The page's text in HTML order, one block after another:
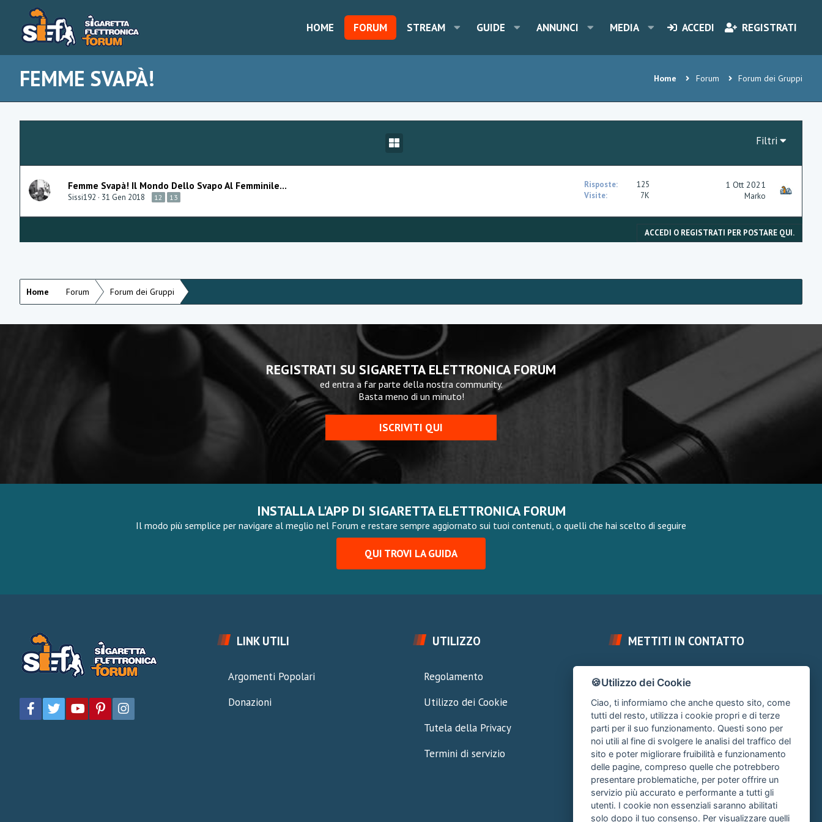
HOME FORUM STREAM GUIDE ANNUNCI MEDIA ACCEDI REGISTRATI
FEMME SVAPÀ! Home Forum Forum dei Gruppi
Filtri
Femme Svapà! Il Mondo Dello Svapo Al Femminile...
Sissi192 31 Gen 2018 12 13
Risposte
125
Visite
7K
1 Ott 2021
Marko
ACCEDI O REGISTRATI PER POSTARE QUI.
Home Forum Forum dei Gruppi
REGISTRATI SU SIGARETTA ELETTRONICA FORUM
ed entra a far parte della nostra community.
Basta meno di un minuto!
ISCRIVITI QUI
INSTALLA L'APP DI SIGARETTA ELETTRONICA FORUM
Il modo più semplice per navigare al meglio nel Forum e restare sempre aggiornato sui tuoi contenuti, o quelli che hai scelto di seguire
QUI TROVI LA GUIDA
LINK UTILI
Argomenti Popolari
Donazioni
UTILIZZO
Regolamento
Utilizzo dei Cookie
Tutela della Privacy
Termini di servizio
METTITI IN CONTATTO
FAI UNA DOMANDA
Chiedi un Consiglio
SUPPORTO FORUM
Area Ticket
CONTATTA L'AMMINISTRAZIONE
Clicca quì
🍪Utilizzo dei Cookie
Ciao, ti informiamo che anche questo sito, come
tutti del resto, utilizza i cookie propri e di terze
parti per il suo funzionamento. Questi sono per
noi utili al fine di svolgere le analisi del traffico del
sito e poter migliorare fruibilità e funzionamento
delle pagine, compreso quelle che potrebbero
presentare problematiche, per poter offrire un
servizio più accurato e performante a tutti gli
utenti. I cookie non essenziali saranno abilitati
solo dopo il tuo consenso. Per visualizzare quelli